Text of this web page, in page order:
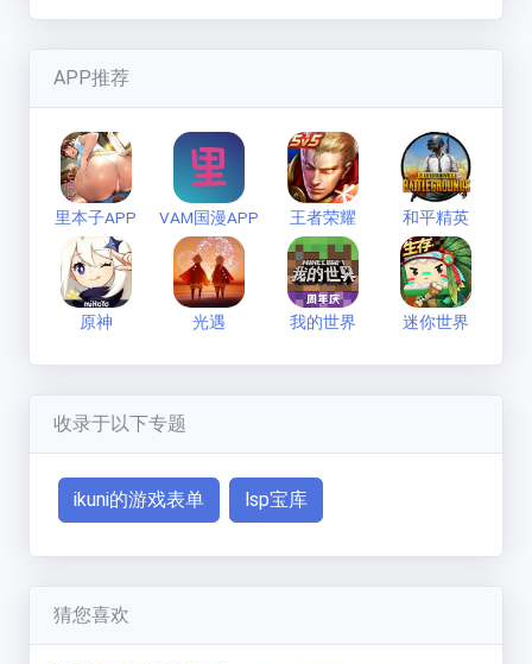
APP推荐
里本子APP VAM国漫APP 王者荣耀 和平精英
原神 光遇 我的世界 迷你世界
收录于以下专题
ikuni的游戏表单 lsp宝库
猜您喜欢